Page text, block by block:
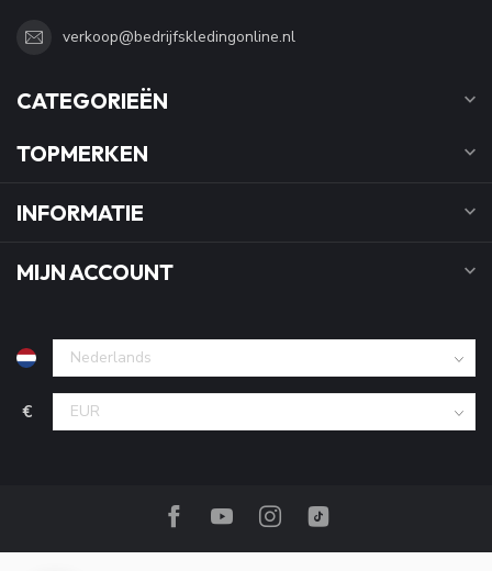
verkoop@bedrijfskledingonline.nl
CATEGORIEËN
TOPMERKEN
INFORMATIE
MIJN ACCOUNT
€